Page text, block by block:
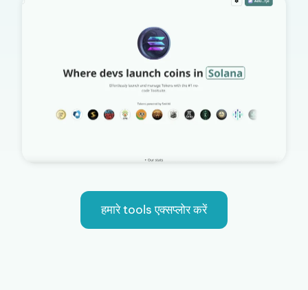
हमारे tools एक्सप्लोर करें